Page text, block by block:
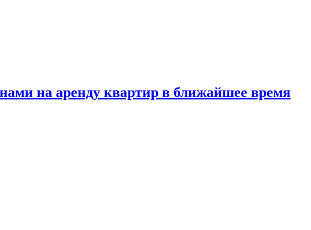
на аренду квартир в ближайшее время